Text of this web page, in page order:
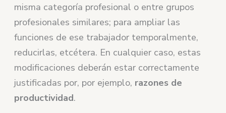
misma categoría profesional o entre grupos
profesionales similares; para ampliar las
funciones de ese trabajador temporalmente,
reducirlas, etcétera. En cualquier caso, estas
modificaciones deberán estar correctamente
justificadas por, por ejemplo, razones de
productividad.